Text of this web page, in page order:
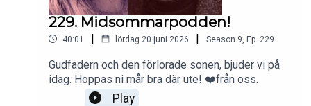
229. Midsommarpodden!
40:01 | lördag 20 juni 2026 | Season 9 Ep. 229
Gudfadern och den förlorade sonen, bjuder vi på
idag. Hoppas ni mår bra där ute! ❤️från oss.
Play